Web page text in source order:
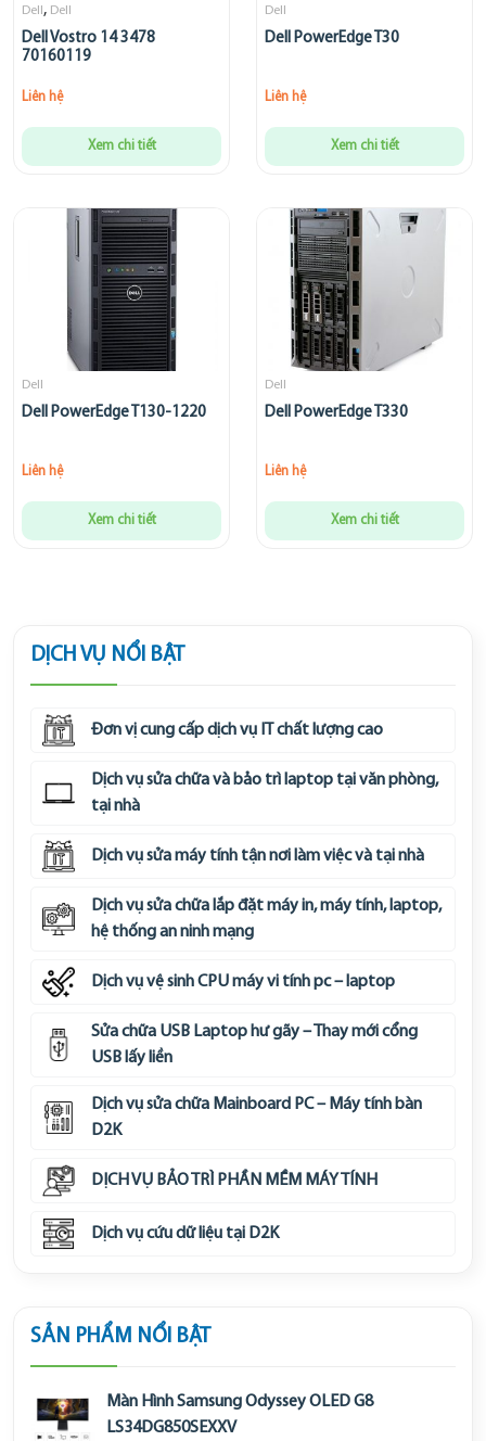
Dell , Dell
Dell Vostro 14 3478
70160119
Liên hệ
Xem chi tiết
Dell
Dell PowerEdge T30
Liên hệ
Xem chi tiết
Dell
Dell PowerEdge T130-1220
Liên hệ
Xem chi tiết
Dell
Dell PowerEdge T330
Liên hệ
Xem chi tiết
DỊCH VỤ NỔI BẬT
Đơn vị cung cấp dịch vụ IT chất lượng cao
Dịch vụ sửa chữa và bảo trì laptop tại văn phòng,
tại nhà
Dịch vụ sửa máy tính tận nơi làm việc và tại nhà
Dịch vụ sửa chữa lắp đặt máy in, máy tính, laptop,
hệ thống an ninh mạng
Dịch vụ vệ sinh CPU máy vi tính pc – laptop
Sửa chữa USB Laptop hư gãy – Thay mới cổng
USB lấy liền
Dịch vụ sửa chữa Mainboard PC – Máy tính bàn
D2K
DỊCH VỤ BẢO TRÌ PHẦN MỀM MÁY TÍNH
Dịch vụ cứu dữ liệu tại D2K
SẢN PHẨM NỔI BẬT
Màn Hình Samsung Odyssey OLED G8
LS34DG850SEXXV